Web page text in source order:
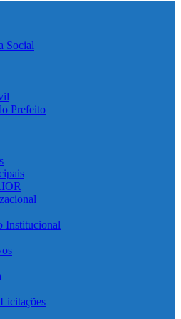
Social
Prefeito
Institucional